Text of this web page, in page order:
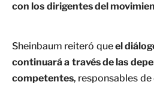
con los dirigentes del
Sheinbaum reiteró queel
continuará a través de las
competentes, responsables